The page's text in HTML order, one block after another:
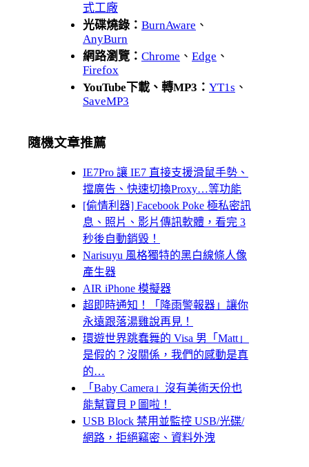
式工廠
光碟燒錄： BurnAware 、
AnyBurn
網路瀏覽： Chrome 、 Edge 、
Firefox
YouTube下載、轉MP3： YT1s 、
SaveMP3
隨機文章推薦
IE7Pro 讓 IE7 直接支援滑鼠手勢、
擋廣告、快速切換Proxy…等功能
[偷情利器] Facebook Poke 極私密訊
息、照片、影片傳訊軟體，看完 3
秒後自動銷毀！
Narisuyu 風格獨特的黑白線條人像
產生器
AIR iPhone 模擬器
超即時通知！「降雨警報器」讓你
永遠跟落湯雞說再見！
環遊世界跳蠢舞的 Visa 男「Matt」
是假的？沒關係，我們的感動是真
的…
「Baby Camera」沒有美術天份也
能幫寶貝 P 圖啦！
USB Block 禁用並監控 USB/光碟/
網路，拒絕竊密、資料外洩